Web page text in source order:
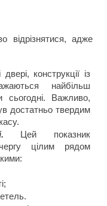
відрізнятися, адже
двері, конструкції із
найбільш
сьогодні. Важливо,
достатньо твердим
Цей показник
цілим рядом